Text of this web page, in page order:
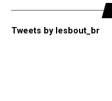
Tweets by lesbout_br